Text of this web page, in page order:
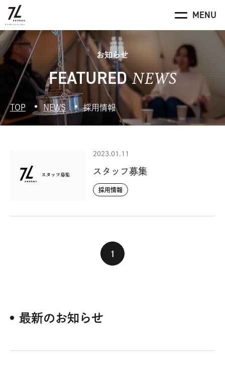
お知らせ
FEATUREDNEWS
TOP NEWS 採用情報
2023.01.11
スタッフ募集
採用情報
1
最新のお知らせ